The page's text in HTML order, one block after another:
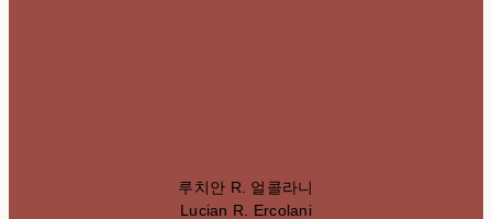
루치안 R. 얼콜라니
Lucian R. Ercolani